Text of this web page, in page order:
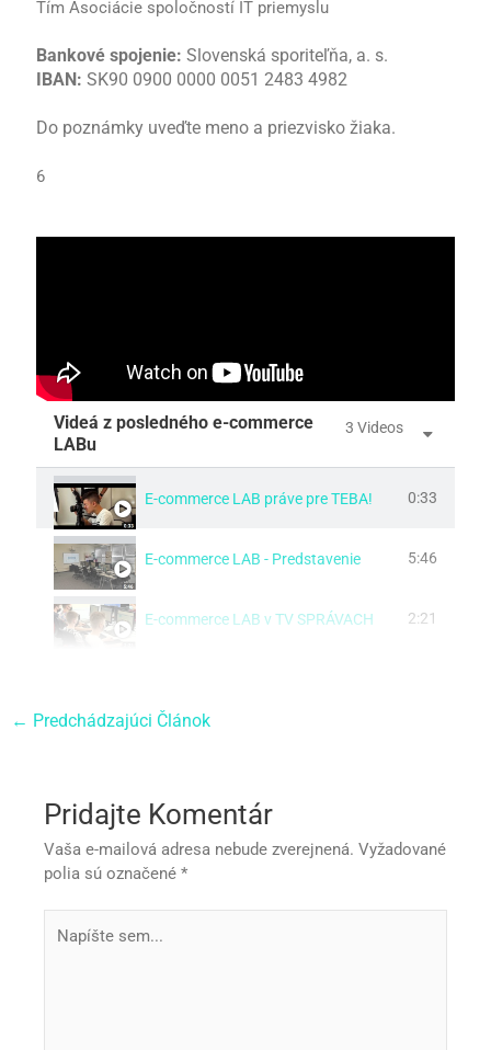
Tím Asociácie spoločností IT priemyslu
Bankové spojenie: Slovenská sporiteľňa, a. s.
IBAN: SK90 0900 0000 0051 2483 4982
Do poznámky uveďte meno a priezvisko žiaka.
6
Videá z posledného e-commerce
LABu
3 Videos
E-commerce LAB práve pre TEBA! 0:33
E-commerce LAB - Predstavenie 5:46
E-commerce LAB v TV SPRÁVACH 2:21
← Predchádzajúci Článok
Pridajte Komentár
Vaša e-mailová adresa nebude zverejnená. Vyžadované
polia sú označené*
sem...